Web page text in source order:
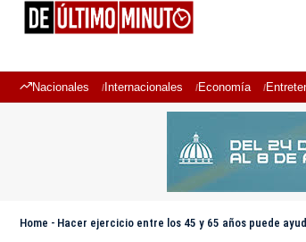
Nacionales Internacionales Economía
Home - Hacer ejercicio entre los 45 y 65 años puede